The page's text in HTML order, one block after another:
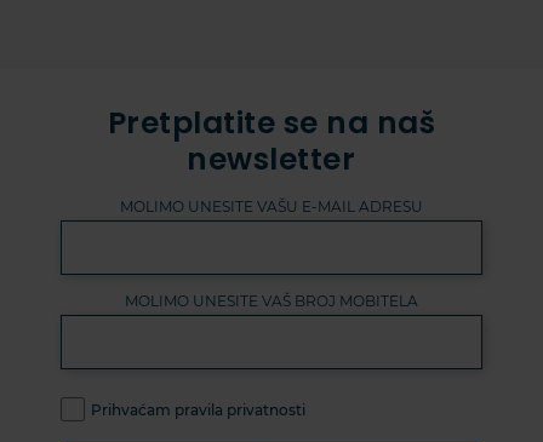
Pretplatite se na naš
newsletter
MOLIMO UNESITE VAŠU E-MAIL ADRESU
MOLIMO UNESITE VAŠ BROJ MOBITELA
Prihvaćam pravila privatnosti